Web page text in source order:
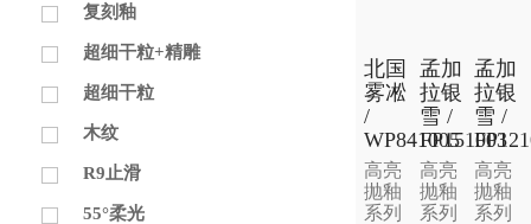
复刻釉
超细干粒+精雕
超细干粒
木纹
R9止滑
55°柔光
北国
雾凇
/
WP841005
高亮
抛釉
系列
孟加
拉银
雪 /
FP151003
高亮
抛釉
系列
孟加
拉银
雪 /
高亮
抛釉
系列